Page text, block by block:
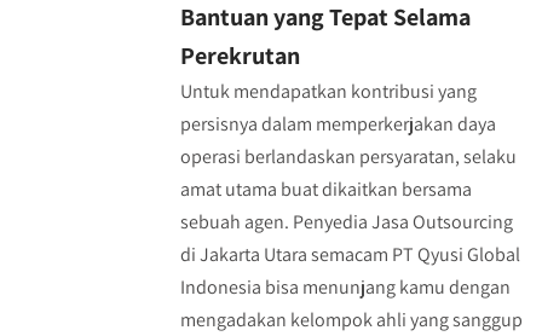
Bantuan yang Tepat Selama
Perekrutan
Untuk mendapatkan kontribusi yang
persisnya dalam memperkerjakan daya
operasi berlandaskan persyaratan, selaku
amat utama buat dikaitkan bersama
sebuah agen. Penyedia Jasa Outsourcing
di Jakarta Utara semacam PT Qyusi Global
Indonesia bisa menunjang kamu dengan
mengadakan kelompok ahli yang sanggup